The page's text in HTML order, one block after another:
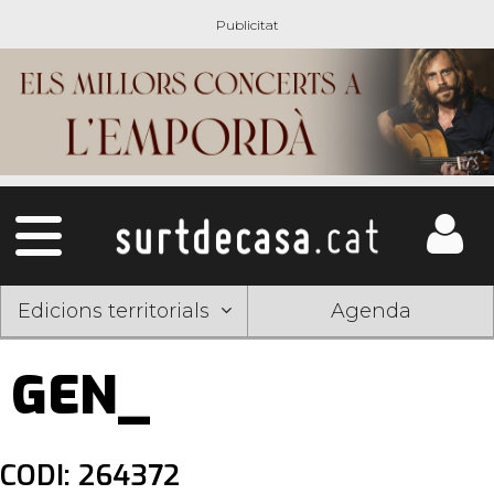
Edicions territorials Agenda
GEN_
CODI: 264372